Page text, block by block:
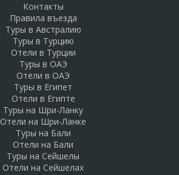
Контакты
Правила въезда
Туры в Австралию
Туры в Турцию
Отели в Турции
Туры в ОАЭ
Отели в ОАЭ
Туры в Египет
Отели в Египте
Туры на Шри-Ланку
Отели на Шри-Ланке
Туры на Бали
Отели на Бали
Туры на Сейшелы
Отели на Сейшелах